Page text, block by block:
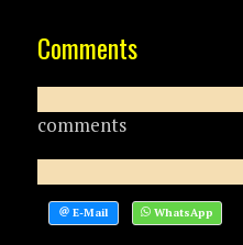
Comments
comments